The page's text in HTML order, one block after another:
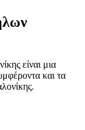
είναι μια
και τα